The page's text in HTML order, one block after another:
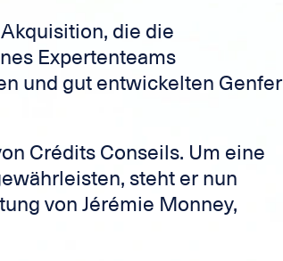
die die
Expertenteams
und gut entwickelten Genfer
Crédits Conseils. Um eine
steht er nun
von Jérémie Monney,